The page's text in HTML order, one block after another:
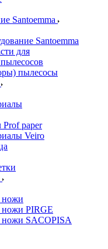
Santoemma
Santoemma
для
пылесосы
paper
Veiro
ножи
ножи PIRGE
SACOPISA